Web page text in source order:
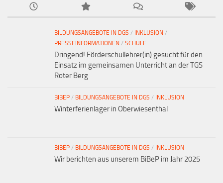
BILDUNGSANGEBOTE IN DGS / INKLUSION /
PRESSEINFORMATIONEN / SCHULE
Dringend! Förderschullehrer(in) gesucht für den
Einsatz im gemeinsamen Unterricht an der TGS
Roter Berg
BIBEP / BILDUNGSANGEBOTE IN DGS / INKLUSION
Winterferienlager in Oberwiesenthal
BIBEP / BILDUNGSANGEBOTE IN DGS / INKLUSION
Wir berichten aus unserem BiBeP im Jahr 2025